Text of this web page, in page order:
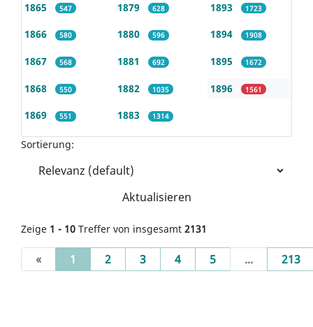
1865 547
1866 580
1867 568
1868 550
1869 551
1879 628
1880 596
1881 692
1882 1035
1883 1314
1893 1723
1894 1908
1895 1672
1896 1561
Sortierung:
Aktualisieren
Zeige 1 - 10 Treffer von insgesamt 2131
« 1 (current)
2 3 4 5 ... 213